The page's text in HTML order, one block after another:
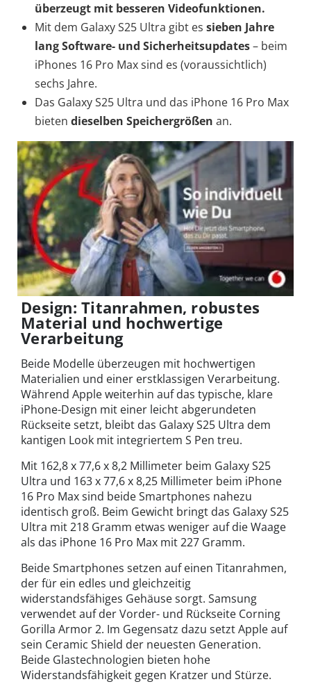
überzeugt mit besseren Videofunktionen.
Mit dem Galaxy S25 Ultra gibt es sieben Jahre
lang Software- und Sicherheitsupdates– beim
iPhones 16 Pro Max sind es (voraussichtlich)
sechs Jahre.
Das Galaxy S25 Ultra und das iPhone 16 Pro Max
bieten dieselben Speichergrößen an.
Design: Titanrahmen, robustes
Material und hochwertige
Verarbeitung
Beide Modelle überzeugen mit hochwertigen
Materialien und einer erstklassigen Verarbeitung.
Während Apple weiterhin auf das typische, klare
iPhone-Design mit einer leicht abgerundeten
Rückseite setzt, bleibt das Galaxy S25 Ultra dem
kantigen Look mit integriertem S Pen treu.
Mit 162,8 x 77,6 x 8,2 Millimeter beim Galaxy S25
Ultra und 163 x 77,6 x 8,25 Millimeter beim iPhone
16 Pro Max sind beide Smartphones nahezu
identisch groß. Beim Gewicht bringt das Galaxy S25
Ultra mit 218 Gramm etwas weniger auf die Waage
als das iPhone 16 Pro Max mit 227 Gramm.
Beide Smartphones setzen auf einen Titanrahmen,
der für ein edles und gleichzeitig
widerstandsfähiges Gehäuse sorgt. Samsung
verwendet auf der Vorder- und Rückseite Corning
Gorilla Armor 2. Im Gegensatz dazu setzt Apple auf
sein Ceramic Shield der neuesten Generation.
Beide Glastechnologien bieten hohe
Widerstandsfähigkeit gegen Kratzer und Stürze.